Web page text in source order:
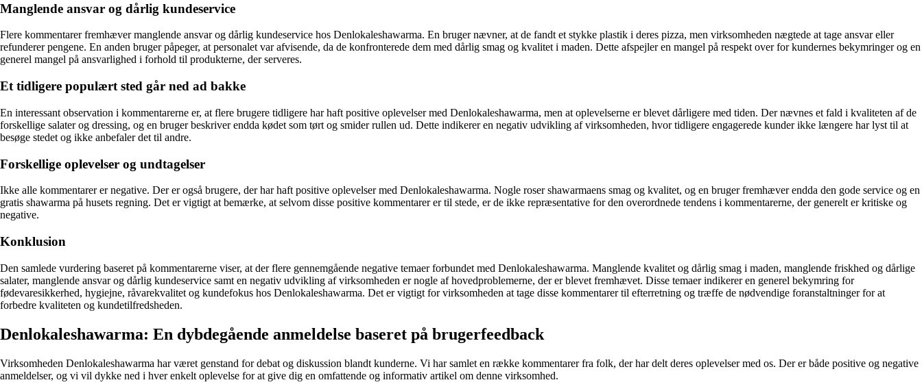
Manglende ansvar og dårlig kundeservice
Flere kommentarer fremhæver manglende ansvar og dårlig kundeservice hos Denlokaleshawarma. En bruger nævner, at de fandt et stykke plastik i deres pizza, men virksomheden nægtede at tage ansvar eller
refunderer pengene. En anden bruger påpeger, at personalet var afvisende, da de konfronterede dem med dårlig smag og kvalitet i maden. Dette afspejler en mangel på respekt over for kundernes bekymringer og en
generel mangel på ansvarlighed i forhold til produkterne, der serveres.
Et tidligere populært sted går ned ad bakke
En interessant observation i kommentarerne er, at flere brugere tidligere har haft positive oplevelser med Denlokaleshawarma, men at oplevelserne er blevet dårligere med tiden. Der nævnes et fald i kvaliteten af de
forskellige salater og dressing, og en bruger beskriver endda kødet som tørt og smider rullen ud. Dette indikerer en negativ udvikling af virksomheden, hvor tidligere engagerede kunder ikke længere har lyst til at
besøge stedet og ikke anbefaler det til andre.
Forskellige oplevelser og undtagelser
Ikke alle kommentarer er negative. Der er også brugere, der har haft positive oplevelser med Denlokaleshawarma. Nogle roser shawarmaens smag og kvalitet, og en bruger fremhæver endda den gode service og en
gratis shawarma på husets regning. Det er vigtigt at bemærke, at selvom disse positive kommentarer er til stede, er de ikke repræsentative for den overordnede tendens i kommentarerne, der generelt er kritiske og
negative.
Konklusion
Den samlede vurdering baseret på kommentarerne viser, at der flere gennemgående negative temaer forbundet med Denlokaleshawarma. Manglende kvalitet og dårlig smag i maden, manglende friskhed og dårlige
salater, manglende ansvar og dårlig kundeservice samt en negativ udvikling af virksomheden er nogle af hovedproblemerne, der er blevet fremhævet. Disse temaer indikerer en generel bekymring for
fødevaresikkerhed, hygiejne, råvarekvalitet og kundefokus hos Denlokaleshawarma. Det er vigtigt for virksomheden at tage disse kommentarer til efterretning og træffe de nødvendige foranstaltninger for at
forbedre kvaliteten og kundetilfredsheden.
Denlokaleshawarma: En dybdegående anmeldelse baseret på brugerfeedback
Virksomheden Denlokaleshawarma har været genstand for debat og diskussion blandt kunderne. Vi har samlet en række kommentarer fra folk, der har delt deres oplevelser med os. Der er både positive og negative
anmeldelser, og vi vil dykke ned i hver enkelt oplevelse for at give dig en omfattende og informativ artikel om denne virksomhed.